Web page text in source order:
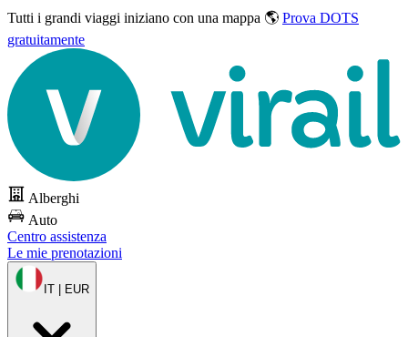
Tutti i grandi viaggi iniziano con una mappa 🌎 Prova DOTS
gratuitamente
Alberghi
Auto
Centro assistenza
Le mie prenotazioni
IT | EUR